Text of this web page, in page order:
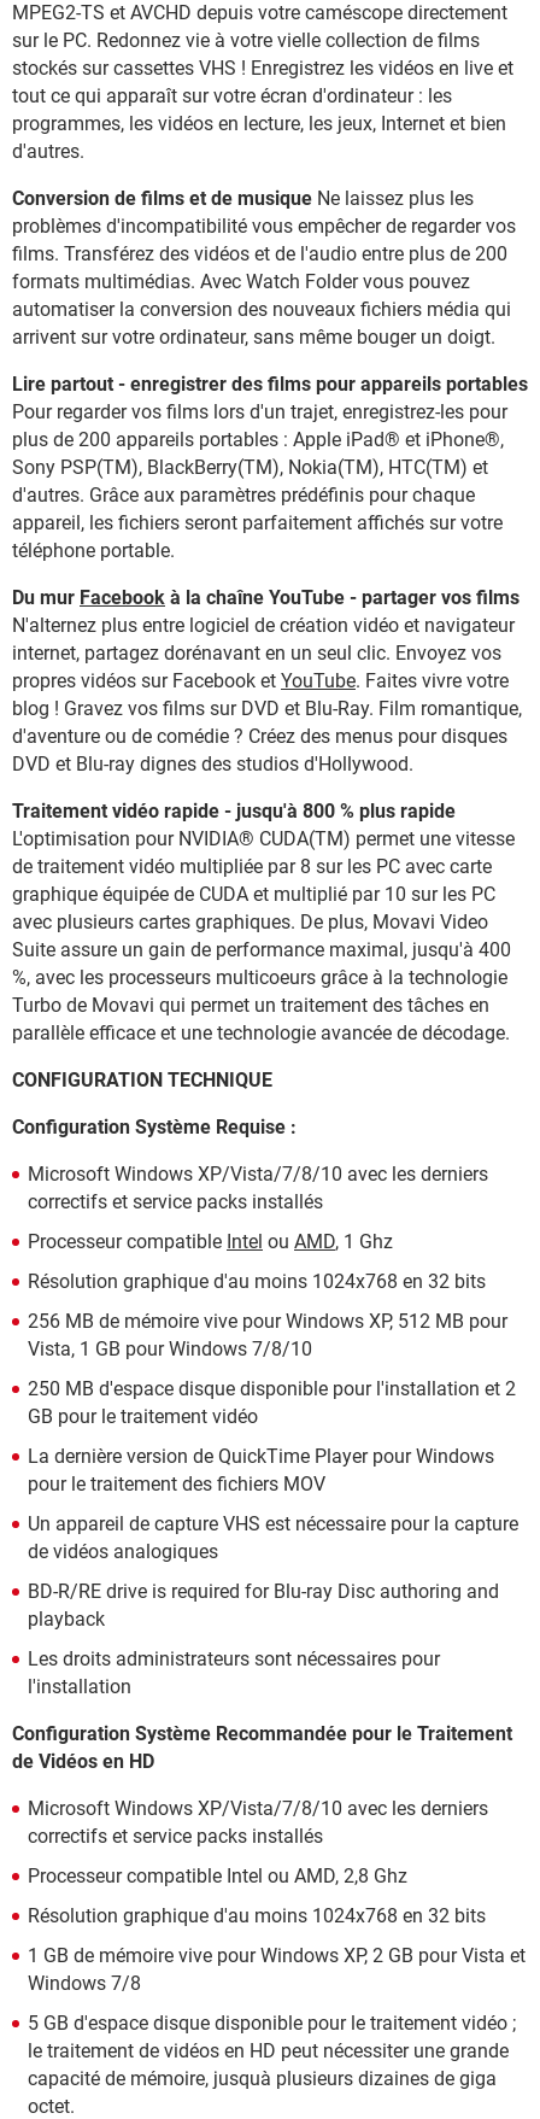
MPEG2-TS et AVCHD depuis votre caméscope directement
sur le PC. Redonnez vie à votre vielle collection de films
stockés sur cassettes VHS ! Enregistrez les vidéos en live et
tout ce qui apparaît sur votre écran d'ordinateur : les
programmes, les vidéos en lecture, les jeux, Internet et bien
d'autres.
Conversion de films et de musique Ne laissez plus les
problèmes d'incompatibilité vous empêcher de regarder vos
films. Transférez des vidéos et de l'audio entre plus de 200
formats multimédias. Avec Watch Folder vous pouvez
automatiser la conversion des nouveaux fichiers média qui
arrivent sur votre ordinateur, sans même bouger un doigt.
Lire partout - enregistrer des films pour appareils portables
Pour regarder vos films lors d'un trajet, enregistrez-les pour
plus de 200 appareils portables : Apple iPad® et iPhone®,
Sony PSP(TM), BlackBerry(TM), Nokia(TM), HTC(TM) et
d'autres. Grâce aux paramètres prédéfinis pour chaque
appareil, les fichiers seront parfaitement affichés sur votre
téléphone portable.
Du mur Facebook à la chaîne YouTube - partager vos films
N'alternez plus entre logiciel de création vidéo et navigateur
internet, partagez dorénavant en un seul clic. Envoyez vos
propres vidéos sur Facebook et YouTube. Faites vivre votre
blog ! Gravez vos films sur DVD et Blu-Ray. Film romantique,
d'aventure ou de comédie ? Créez des menus pour disques
DVD et Blu-ray dignes des studios d'Hollywood.
Traitement vidéo rapide - jusqu'à 800 % plus rapide
L'optimisation pour NVIDIA® CUDA(TM) permet une vitesse
de traitement vidéo multipliée par 8 sur les PC avec carte
graphique équipée de CUDA et multiplié par 10 sur les PC
avec plusieurs cartes graphiques. De plus, Movavi Video
Suite assure un gain de performance maximal, jusqu'à 400
%, avec les processeurs multicoeurs grâce à la technologie
Turbo de Movavi qui permet un traitement des tâches en
parallèle efficace et une technologie avancée de décodage.
CONFIGURATION TECHNIQUE
Configuration Système Requise :
Microsoft Windows XP/Vista/7/8/10 avec les derniers
correctifs et service packs installés
Processeur compatible Intel ou AMD, 1 Ghz
Résolution graphique d'au moins 1024x768 en 32 bits
256 MB de mémoire vive pour Windows XP, 512 MB pour
Vista, 1 GB pour Windows 7/8/10
250 MB d'espace disque disponible pour l'installation et 2
GB pour le traitement vidéo
La dernière version de QuickTime Player pour Windows
pour le traitement des fichiers MOV
Un appareil de capture VHS est nécessaire pour la capture
de vidéos analogiques
BD-R/RE drive is required for Blu-ray Disc authoring and
playback
Les droits administrateurs sont nécessaires pour
l'installation
Configuration Système Recommandée pour le Traitement
de Vidéos en HD
Microsoft Windows XP/Vista/7/8/10 avec les derniers
correctifs et service packs installés
Processeur compatible Intel ou AMD, 2,8 Ghz
Résolution graphique d'au moins 1024x768 en 32 bits
1 GB de mémoire vive pour Windows XP, 2 GB pour Vista et
Windows 7/8
5 GB d'espace disque disponible pour le traitement vidéo ;
le traitement de vidéos en HD peut nécessiter une grande
capacité de mémoire, jusquà plusieurs dizaines de giga
octet.